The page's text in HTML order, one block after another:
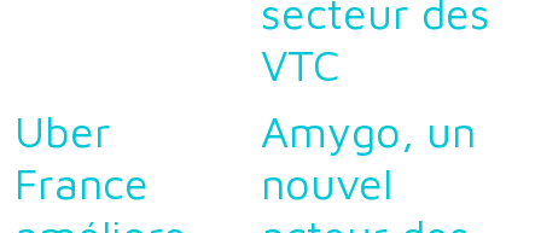
secteur des
VTC
Uber
France
Amygo, un
nouvel